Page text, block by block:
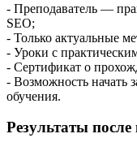
- Преподаватель —
SEO;
- Только актуальные
- Уроки с
- Сертификат о
- Возможность начать
обучения.
Результаты после